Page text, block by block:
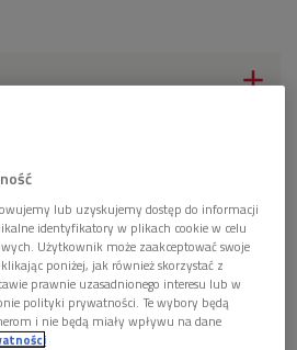

Moniuszce jako wieszczu
Dwójki)
lub uzyskujemy dostęp do informacji
identyfikatory w plikach cookie w celu
Użytkownik może zaakceptować swoje
poniżej, jak również skorzystać z
prawnie uzasadnionego interesu lub w
polityki prywatności. Te wybory będą
i nie będą miały wpływu na dane